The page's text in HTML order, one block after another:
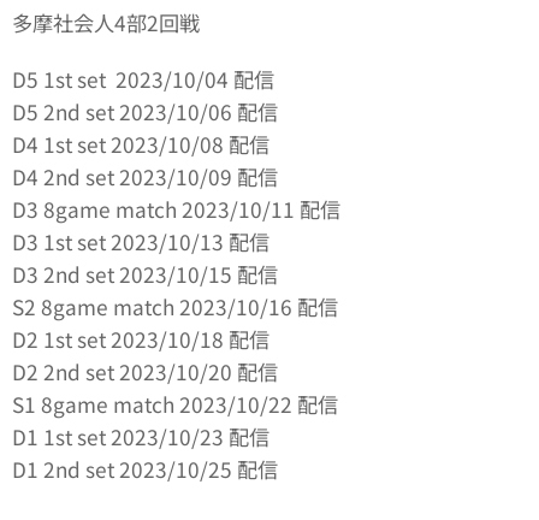
多摩社会人4部2回戦
D5 1st set 2023/10/04 配信
D5 2nd set 2023/10/06 配信
D4 1st set 2023/10/08 配信
D4 2nd set 2023/10/09 配信
D3 8game match 2023/10/11 配信
D3 1st set 2023/10/13 配信
D3 2nd set 2023/10/15 配信
S2 8game match 2023/10/16 配信
D2 1st set 2023/10/18 配信
D2 2nd set 2023/10/20 配信
S1 8game match 2023/10/22 配信
D1 1st set 2023/10/23 配信
D1 2nd set 2023/10/25 配信